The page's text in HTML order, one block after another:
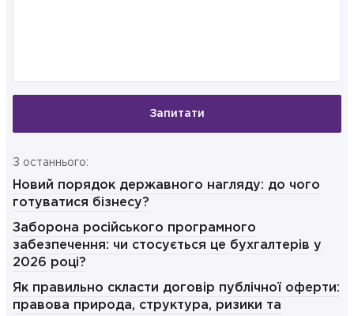
Запитати
З останнього:
Новий порядок державного нагляду: до чого
готуватися бізнесу?
Заборона російського програмного
забезпечення: чи стосується це бухгалтерів у
2026 році?
Як правильно скласти договір публічної оферти:
правова природа, структура, ризики та